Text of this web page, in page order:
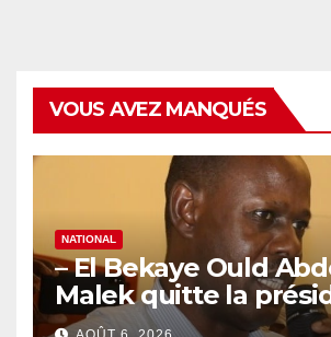
VOUS AVEZ MANQUÉS
NATIONAL
– El Bekaye Ould
Malek quitte la
de la Commission